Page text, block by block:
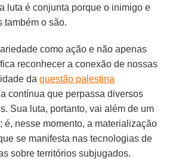
luta é conjunta porque o inimigo e
também o são.
como ação e não apenas
reconhecer a conexão de nossas
daquestão palestina
contínua que perpassa diversos
Sua luta, portanto, vai além de um
é, nesse momento, a materialização
se manifesta nas tecnologias de
sobre territórios subjugados.